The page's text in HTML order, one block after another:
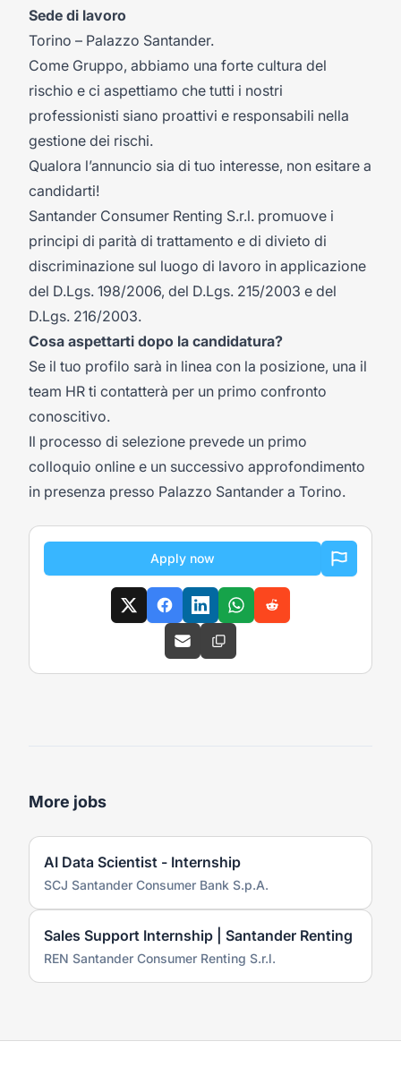
Sede di lavoro
Torino – Palazzo Santander.
Come Gruppo, abbiamo una forte cultura del
rischio e ci aspettiamo che tutti i nostri
professionisti siano proattivi e responsabili nella
gestione dei rischi.
Qualora l’annuncio sia di tuo interesse, non esitare a
candidarti!
Santander Consumer Renting S.r.l. promuove i
principi di parità di trattamento e di divieto di
discriminazione sul luogo di lavoro in applicazione
del D.Lgs. 198/2006, del D.Lgs. 215/2003 e del
D.Lgs. 216/2003.
Cosa aspettarti dopo la candidatura?
Se il tuo profilo sarà in linea con la posizione, una il
team HR ti contatterà per un primo confronto
conoscitivo.
Il processo di selezione prevede un primo
colloquio online e un successivo approfondimento
in presenza presso Palazzo Santander a Torino.
Apply now
More jobs
AI Data Scientist - Internship
SCJ Santander Consumer Bank S.p.A.
Sales Support Internship | Santander Renting
REN Santander Consumer Renting S.r.l.